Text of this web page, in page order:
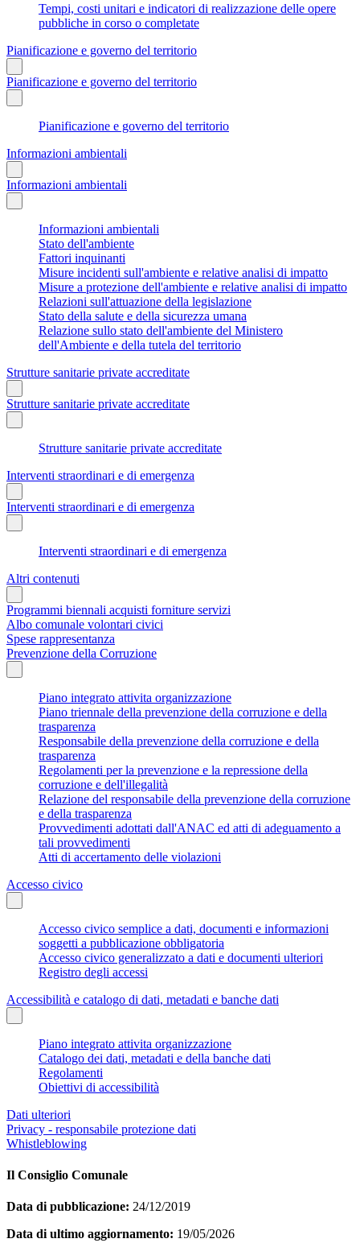
Tempi, costi unitari e indicatori di realizzazione delle opere
pubbliche in corso o completate
Pianificazione e governo del territorio
Pianificazione e governo del territorio
Pianificazione e governo del territorio
Informazioni ambientali
Informazioni ambientali
Informazioni ambientali
Stato dell'ambiente
Fattori inquinanti
Misure incidenti sull'ambiente e relative analisi di impatto
Misure a protezione dell'ambiente e relative analisi di impatto
Relazioni sull'attuazione della legislazione
Stato della salute e della sicurezza umana
Relazione sullo stato dell'ambiente del Ministero
dell'Ambiente e della tutela del territorio
Strutture sanitarie private accreditate
Strutture sanitarie private accreditate
Strutture sanitarie private accreditate
Interventi straordinari e di emergenza
Interventi straordinari e di emergenza
Interventi straordinari e di emergenza
Altri contenuti
Programmi biennali acquisti forniture servizi
Albo comunale volontari civici
Spese rappresentanza
Prevenzione della Corruzione
Piano integrato attivita organizzazione
Piano triennale della prevenzione della corruzione e della
trasparenza
Responsabile della prevenzione della corruzione e della
trasparenza
Regolamenti per la prevenzione e la repressione della
corruzione e dell'illegalità
Relazione del responsabile della prevenzione della corruzione
e della trasparenza
Provvedimenti adottati dall'ANAC ed atti di adeguamento a
tali provvedimenti
Atti di accertamento delle violazioni
Accesso civico
Accesso civico semplice a dati, documenti e informazioni
soggetti a pubblicazione obbligatoria
Accesso civico generalizzato a dati e documenti ulteriori
Registro degli accessi
Accessibilità e catalogo di dati, metadati e banche dati
Piano integrato attivita organizzazione
Catalogo dei dati, metadati e della banche dati
Regolamenti
Obiettivi di accessibilità
Dati ulteriori
Privacy - responsabile protezione dati
Whistleblowing
Il Consiglio Comunale
Data di pubblicazione: 24/12/2019
Data di ultimo aggiornamento: 19/05/2026